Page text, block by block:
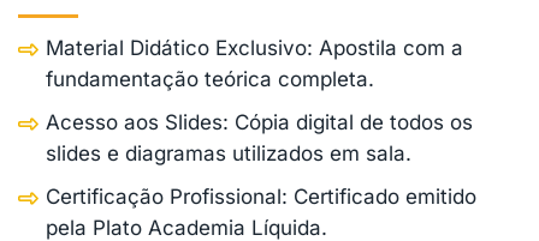
Material Didático Exclusivo: Apostila com a
fundamentação teórica completa.
Acesso aos Slides: Cópia digital de todos os
slides e diagramas utilizados em sala.
Certificação Profissional: Certificado emitido
pela Plato Academia Líquida.